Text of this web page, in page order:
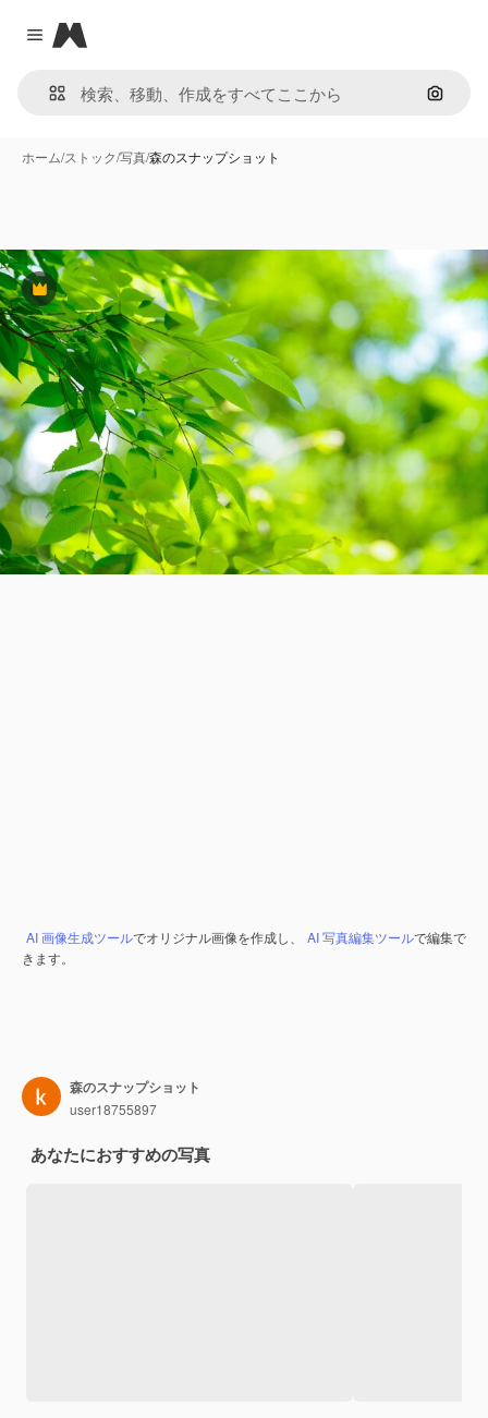
Close menu
Magnific
画像で
ホーム/ストック/写真/森のスナップショット
Premium
AI 画像生成ツールでオリジナル画像を作成し、 AI 写真編集ツールで編集で
きます。
森のスナップショット
user18755897
あなたにおすすめの写真